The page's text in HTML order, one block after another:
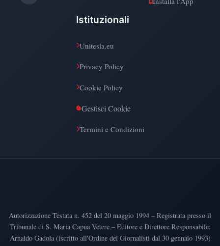
Istituzionali
Unitesla.eu
Privacy Policy
Cookie Policy
Gestisci Cookie
Termini e Condizioni
Autorizzazione Testata n. 452 del 20 maggio 1994 – Registrata presso il
Tribunale di S. Maria Capua Vetere – Editore e Direttore Responsabile:
Arnaldo Gadola (iscritto all'Ordine dei Giornalisti dal 30 gennaio 1993)